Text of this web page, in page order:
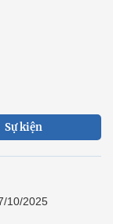
Sự kiện
10/2025